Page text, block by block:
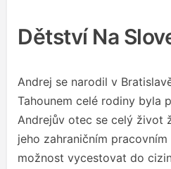
Dětství Na
Andrej se narodil v
Tahounem celé rodiny byla
Andrejův otec se celý život
jeho zahraničním
možnost vycestovat do